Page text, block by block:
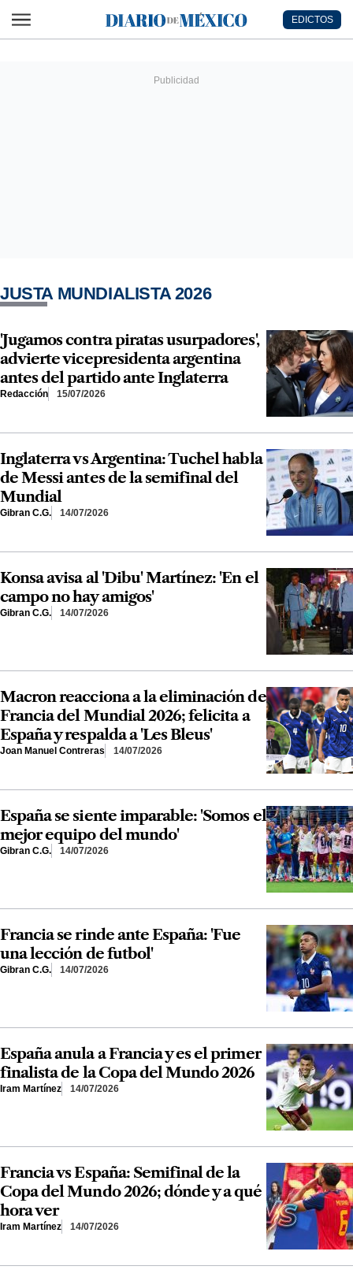
Diario de México
EDICTOS
JUSTA MUNDIALISTA 2026
'Jugamos contra piratas usurpadores',
advierte vicepresidenta argentina
antes del partido ante Inglaterra
Redacción 15/07/2026
Inglaterra vs Argentina: Tuchel habla
de Messi antes de la semifinal del
Mundial
Gibran C.G. 14/07/2026
Konsa avisa al 'Dibu' Martínez: 'En el
campo no hay amigos'
Gibran C.G. 14/07/2026
Macron reacciona a la eliminación de
Francia del Mundial 2026; felicita a
España y respalda a 'Les Bleus'
Joan Manuel Contreras 14/07/2026
España se siente imparable: 'Somos el
mejor equipo del mundo'
Gibran C.G. 14/07/2026
Francia se rinde ante España: 'Fue
una lección de futbol'
Gibran C.G. 14/07/2026
España anula a Francia y es el primer
finalista de la Copa del Mundo 2026
Iram Martínez 14/07/2026
Francia vs España: Semifinal de la
Copa del Mundo 2026; dónde y a qué
hora ver
Iram Martínez 14/07/2026